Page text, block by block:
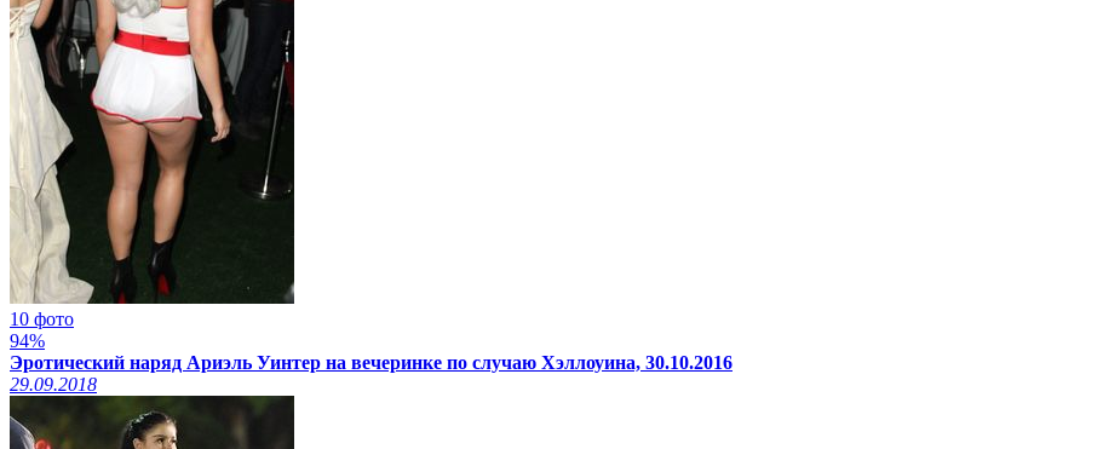
10 фото
94%
Эротический наряд Ариэль Уинтер на вечеринке по случаю Хэллоуина, 30.10.2016
29.09.2018